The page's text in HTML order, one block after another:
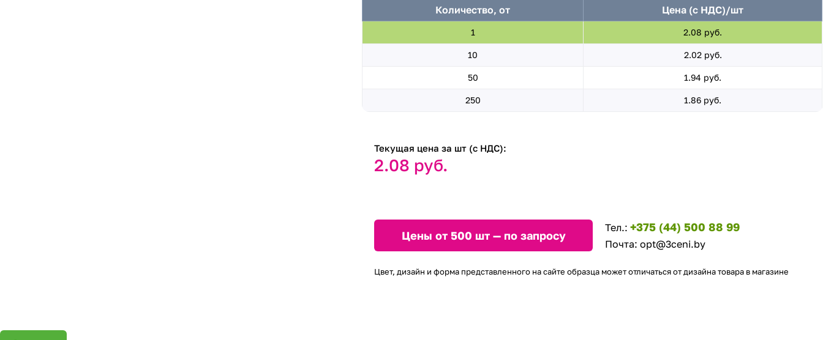
Количество, от
Цена (с НДС)/шт
1 2.08 руб.
10 2.02 руб.
50 1.94 руб.
250 1.86 руб.
Текущая цена за шт (с НДС):
2.08 руб.
Цены от 500 шт — по запросу
Тел.: +375 (44) 500 88 99
Почта: opt@3ceni.by
Цвет, дизайн и форма представленного на сайте образца может отличаться от дизайна товара в магазине